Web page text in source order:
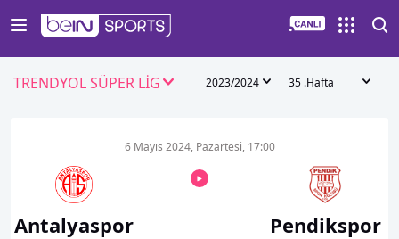
TRENDYOL SÜPER LİG 2023/2024 35 .Hafta
Antalyaspor
6 Mayıs 2024, Pazartesi, 17:00
Pendikspor